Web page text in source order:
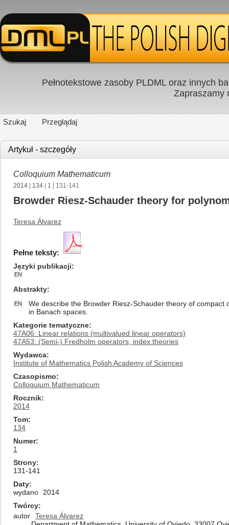
Pełnotekstowe zasoby PLDML oraz innych
Zapraszamy
Szukaj Przeglądaj
Artykuł - szczegóły
Colloquium Mathematicum
2014 134 1 | 131-141
Browder Riesz-Schauder theory for
Teresa Álvarez
Pełne teksty:
Języki publikacji
EN
Abstrakty
EN
We describe the Browder Riesz-Schauder theory of
in Banach spaces.
Kategorie tematyczne
47A06: Linear relations (multivalued linear operators)
47A53: (Semi-) Fredholm operators; index theories
Wydawca
Institute of Mathematics Polish Academy of Sciences
Czasopismo
Colloquium Mathematicum
Rocznik
2014
Tom
134
Numer
1
Strony
131-141
Daty
wydano
2014
Twórcy
autor
Teresa Álvarez